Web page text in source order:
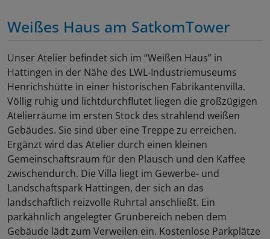
Weißes Haus am SatkomTower
Unser Atelier befindet sich im “Weißen Haus” in
Hattingen in der Nähe des LWL-Industriemuseums
Henrichshütte in einer historischen Fabrikantenvilla.
Völlig ruhig und lichtdurchflutet liegen die großzügigen
Atelierräume im ersten Stock des strahlend weißen
Gebäudes. Sie sind über eine Treppe zu erreichen.
Ergänzt wird das Atelier durch einen kleinen
Gemeinschaftsraum für den Plausch und den Kaffee
zwischendurch. Die Villa liegt im Gewerbe- und
Landschaftspark Hattingen, der sich an das
landschaftlich reizvolle Ruhrtal anschließt. Ein
parkähnlich angelegter Grünbereich neben dem
Gebäude lädt zum Verweilen ein. Kostenlose Parkplätze